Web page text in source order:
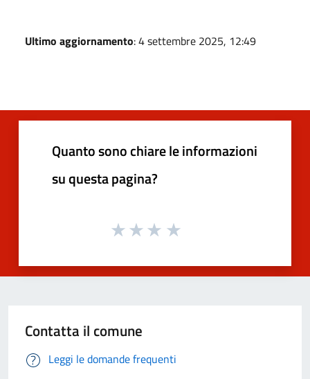
Ultimo aggiornamento: 4 settembre 2025, 12:49
Quanto sono chiare le informazioni
su questa pagina?
Contatta il comune
Leggi le domande frequenti